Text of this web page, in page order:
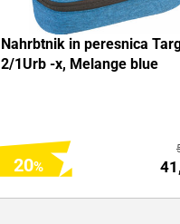
Nahrbtnik in peresnica
2/1Urb -x, Melange blue
20